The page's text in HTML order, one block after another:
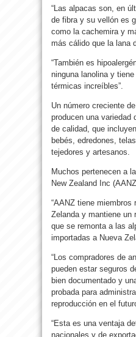
“Las alpacas son, en
de fibra y su vellón es
como la cachemira y
más cálido que la lana
“También es
ninguna lanolina y
térmicas increíbles”.
Un número creciente
producen una variedad
de calidad, que
bebés, edredones,
tejedores y artesanos.
Muchos pertenecen a
New Zealand Inc
“AANZ tiene miembros
Zelanda y mantiene un
que se remonta a las
importadas a Nueva
“Los compradores de
pueden estar seguros
bien documentado y
probada para
reproducción en el
“Esta es una ventaja
nacionales y de